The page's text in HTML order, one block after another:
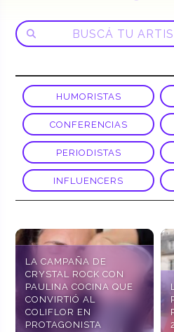
HUMORISTAS
CONFERENCIAS
PERIODISTAS
INFLUENCERS
LA CAMPAÑA DE
CRYSTAL ROCK CON
PAULINA COCINA QUE
CONVIRTIÓ AL
COLIFLOR EN
PROTAGONISTA